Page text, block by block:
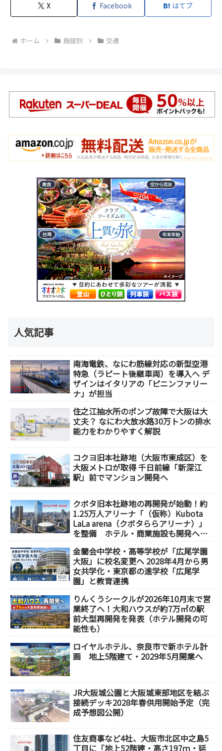
X Facebook はてブ
ホーム 施設別 交通
人気記事
南海電鉄、なにわ筋線対応の新型空港
特急（ラピート後継車両）を導入へ デ
ザインはイタリアの「ピニンファリー
ナ」が担当
住之江抽水所のポンプ故障で大阪は大
丈夫？ なにわ大放水路30万トンの排水
能力をわかりやすく解説
コクヨ旧本社跡地（大阪市東成区）を
大阪メトロが取得 千日前線「新深江
駅」前でマンション開発へ
クボタ旧本社跡地の再開発が始動！約
1.25万人アリーナ「（仮称）Kubota
LaLa arena（クボタららアリーナ）」
を整備 ホテル・商業施設も開発へ
金蘭会中学校・高等学校が「広尾学園
大阪」に校名変更へ 2028年4月から男
女共学化・東京都の進学校「広尾学
園」と教育連携
りんくうシークルが2026年10月末で営
業終了へ！大和ハウスが約7万㎡の駅
前大型再開発を発表（ホテル開発の可
能性も）
ロイヤルホテル、奈良市で新ホテル計
画 地上5階建て・2029年5月開業へ
JR大阪城公園と大阪城東部地区を結ぶ
接続デッキ2028年春供用開始予定（完
成予想図公開）
住友商事など4社、大阪市北区中之島5
丁目に「地上52階建・高さ197ｍ・延